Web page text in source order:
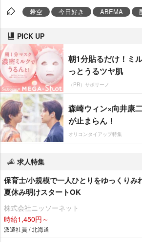
希空 今日好き ABEMA
PICK UP
朝1分貼るだけ！ミ
っとうるツヤ肌
（PR）サボリーノ
森崎ウィン×向井康
が止まらん！
オリコンタイアップ特集
求人特集
保育士/小規模で一人ひとりをゆっくりみ
夏休み明けスタートOK
株式会社ニッソーネット
時給1,450円～
派遣社員 / 北海道